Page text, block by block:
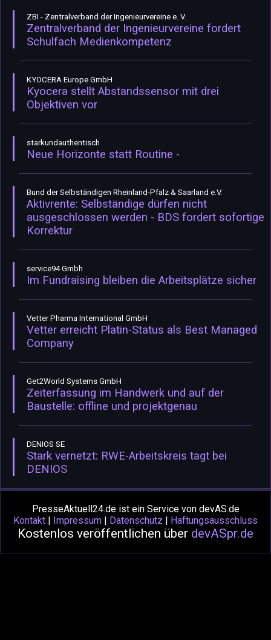
ZBI - Zentralverband der Ingenieurvereine e. V.
Zentralverband der Ingenieurvereine fordert
Schulfach Medienkompetenz
KYOCERA Europe GmbH
Kyocera stellt Abstandssensor mit drei
Objektiven vor
starkundauthentisch
Neue Horizonte statt Routine -
Bund der Selbständigen Rheinland-Pfalz & Saarland e.V.
Aktivrente: Selbständige dürfen nicht
ausgeschlossen werden - BDS fordert sofortige
Korrektur
service94 Gmbh
Im Fundraising bleiben die Arbeitsplätze sicher
Vetter Pharma International GmbH
Vetter erreicht Platin-Status als Best Managed
Company
Get2World Systems GmbH
Zeiterfassung im Handwerk und auf der
Baustelle: offline und projektgenau
DENIOS SE
Stark vernetzt: RWE-Arbeitskreis tagt bei
DENIOS
PresseAktuell24.de ist ein Service von devAS.de
Kontakt | Impressum | Datenschutz | Haftungsausschluss
Kostenlos veröffentlichen über devASpr.de